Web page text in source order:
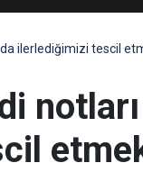
ilerlediğimizi tescil